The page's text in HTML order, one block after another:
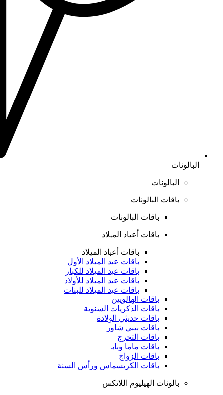
البالونات
البالونات
باقات البالونات
باقات البالونات
باقات أعياد الميلاد
باقات أعياد الميلاد
باقات عيد الميلاد الأول
باقات عيد الميلاد للكبار
باقات عيد الميلاد للأولاد
باقات عيد الميلاد للبنات
باقات الهالويين
باقات الذكريات السنوية
باقات حديثي الولادة
باقات بيبي شاور
باقات التخرج
باقات ماما وبابا
باقات الزواج
باقات الكريسماس ورأس السنة
بالونات الهيليوم اللاتكس